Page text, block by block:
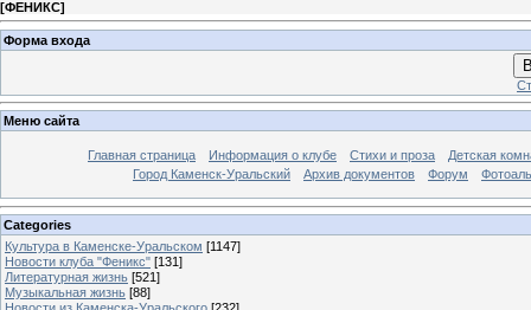
[ФЕНИКС]
Форма входа
Меню сайта
Главная страница Информация о клубе Стихи и проза
Детская
Город Каменск-Уральский
Архив документов Форум
Categories
Культура в Каменске-Уральском [1147]
Новости клуба "Феникс" [131]
Литературная жизнь [521]
Музыкальная жизнь [88]